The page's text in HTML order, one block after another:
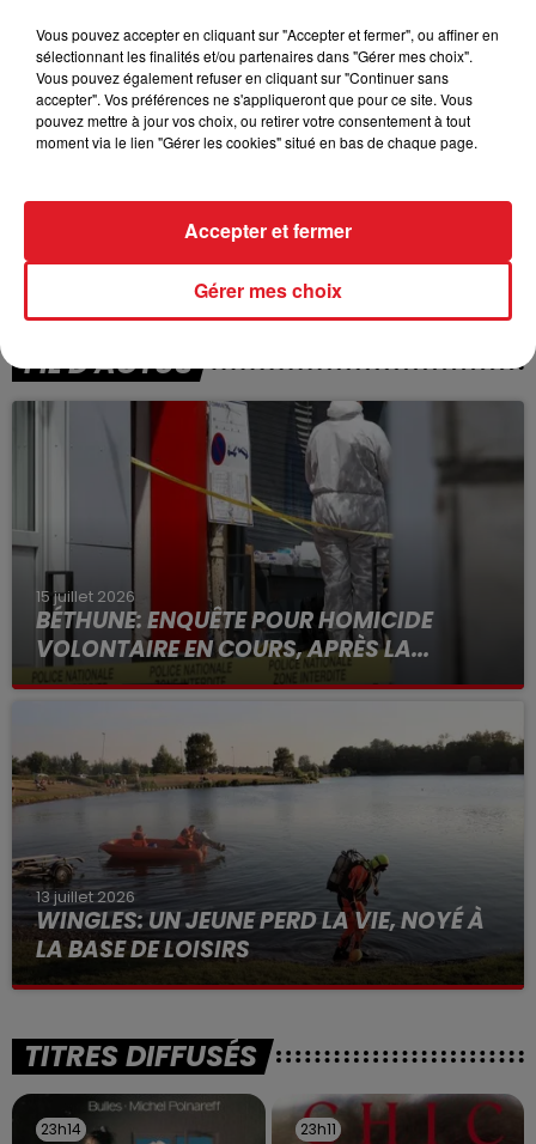
FIL D'ACTUS
15 juillet 2026
BÉTHUNE: ENQUÊTE POUR HOMICIDE
VOLONTAIRE EN COURS, APRÈS LA...
Selon les premiers éléments, le logement servait
13 juillet 2026
WINGLES: UN JEUNE PERD LA VIE, NOYÉ À
LA BASE DE LOISIRS
La victime a coulé à pic
TITRES DIFFUSÉS
23h14
23h14 23h11
23h11
Vous pouvez accepter en cliquant sur "Accepter et fermer", ou affiner en
sélectionnant les finalités et/ou partenaires dans "Gérer mes choix".
Vous pouvez également refuser en cliquant sur "Continuer sans
accepter". Vos préférences ne s'appliqueront que pour ce site. Vous
pouvez mettre à jour vos choix, ou retirer votre consentement à tout
moment via le lien "Gérer les cookies" situé en bas de chaque page.
Gérer mes choix
Accepter et fermer